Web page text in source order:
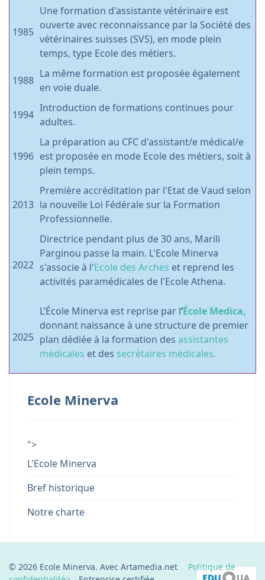
1985
Une formation d'assistante vétérinaire est
ouverte avec reconnaissance par la Société des
vétérinaires suisses (SVS), en mode plein
temps, type Ecole des métiers.
1988
La même formation est proposée également
en voie duale.
1994
Introduction de formations continues pour
adultes.
1996
La préparation au CFC d'assistant/e médical/e
est proposée en mode Ecole des métiers, soit à
plein temps.
2013
Première accréditation par l'Etat de Vaud selon
la nouvelle Loi Fédérale sur la Formation
Professionnelle.
2022
Directrice pendant plus de 30 ans, Marili
Parginou passe la main. L'Ecole Minerva
s'associe à l'Ecole des Arches et reprend les
activités paramédicales de l'Ecole Athena.
2025
L’École Minerva est reprise par l’École Medica,
donnant naissance à une structure de premier
plan dédiée à la formation des assistantes
médicales et des secrétaires médicales.
Ecole Minerva
">
L'Ecole Minerva
Bref historique
Notre charte
© 2026 Ecole Minerva. Avec Artamedia.net Politique de